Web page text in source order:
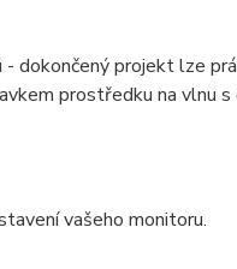
- dokončený projekt lze
prostředku na vlnu
vašeho monitoru.